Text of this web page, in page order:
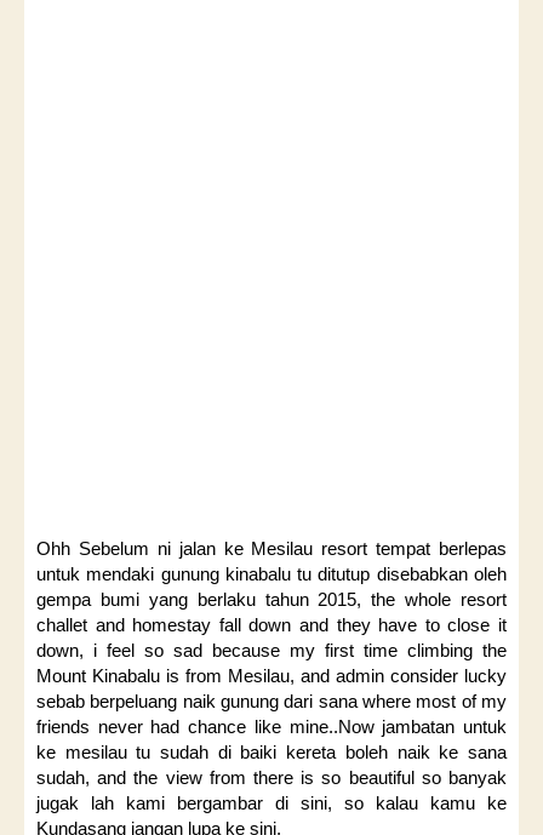
Ohh Sebelum ni jalan ke Mesilau resort tempat berlepas
untuk mendaki gunung kinabalu tu ditutup disebabkan oleh
gempa bumi yang berlaku tahun 2015, the whole resort
challet and homestay fall down and they have to close it
down, i feel so sad because my first time climbing the
Mount Kinabalu is from Mesilau, and admin consider lucky
sebab berpeluang naik gunung dari sana where most of my
friends never had chance like mine..Now jambatan untuk
ke mesilau tu sudah di baiki kereta boleh naik ke sana
sudah, and the view from there is so beautiful so banyak
jugak lah kami bergambar di sini, so kalau kamu ke
Kundasang jangan lupa ke sini.